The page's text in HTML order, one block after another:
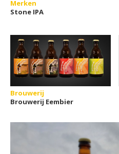
Merken
Stone IPA
Brouwerij
Brouwerij Eembier